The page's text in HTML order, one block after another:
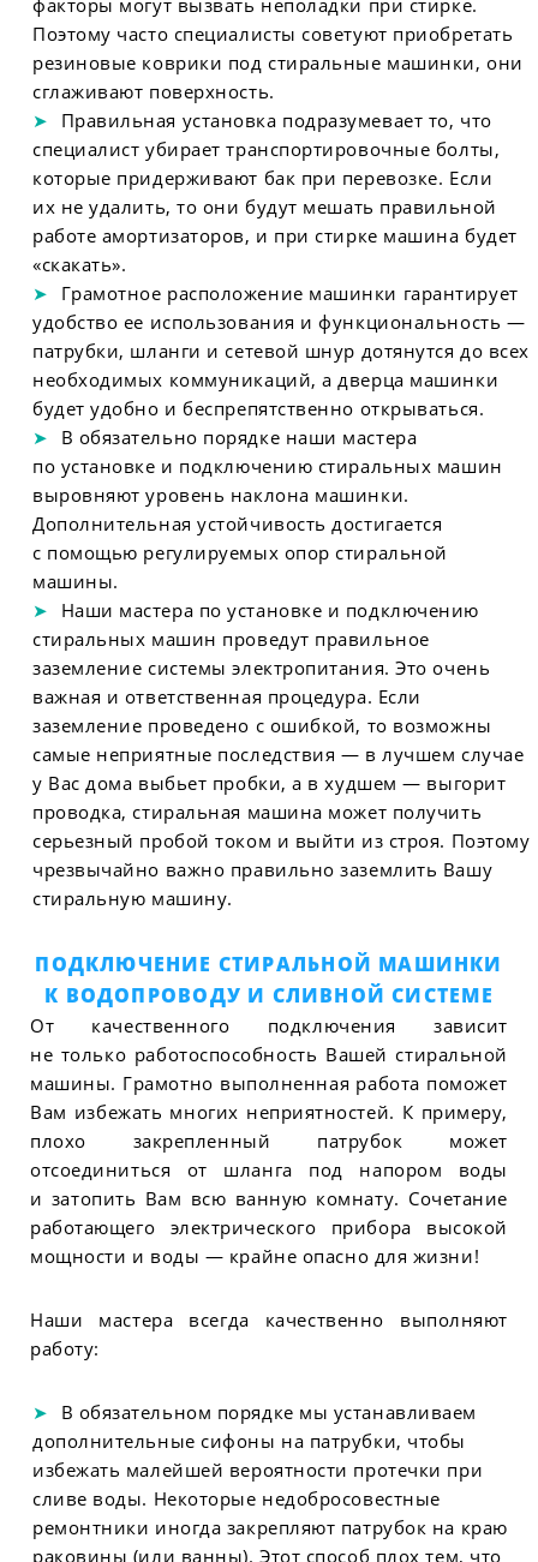
факторы могут вызвать неполадки при стирке.
Поэтому часто специалисты советуют приобретать
резиновые коврики под стиральные машинки, они
сглаживают поверхность.
Правильная установка подразумевает то, что
специалист убирает транспортировочные болты,
которые придерживают бак при перевозке. Если
их не удалить, то они будут мешать правильной
работе амортизаторов, и при стирке машина будет
«скакать».
Грамотное расположение машинки гарантирует
удобство ее использования и функциональность —
патрубки, шланги и сетевой шнур дотянутся до всех
необходимых коммуникаций, а дверца машинки
будет удобно и беспрепятственно открываться.
В обязательно порядке наши мастера
по установке и подключению стиральных машин
выровняют уровень наклона машинки.
Дополнительная устойчивость достигается
с помощью регулируемых опор стиральной
машины.
Наши мастера по установке и подключению
стиральных машин проведут правильное
заземление системы электропитания. Это очень
важная и ответственная процедура. Если
заземление проведено с ошибкой, то возможны
самые неприятные последствия — в лучшем случае
у Вас дома выбьет пробки, а в худшем — выгорит
проводка, стиральная машина может получить
серьезный пробой током и выйти из строя. Поэтому
чрезвычайно важно правильно заземлить Вашу
стиральную машину.
ПОДКЛЮЧЕНИЕ СТИРАЛЬНОЙ МАШИНКИ
К ВОДОПРОВОДУ И СЛИВНОЙ СИСТЕМЕ
От качественного подключения зависит
не только работоспособность Вашей стиральной
машины. Грамотно выполненная работа поможет
Вам избежать многих неприятностей. К примеру,
плохо закрепленный патрубок может
отсоединиться от шланга под напором воды
и затопить Вам всю ванную комнату. Сочетание
работающего электрического прибора высокой
мощности и воды — крайне опасно для жизни!
Наши мастера всегда качественно выполняют
работу:
В обязательном порядке мы устанавливаем
дополнительные сифоны на патрубки, чтобы
избежать малейшей вероятности протечки при
сливе воды. Некоторые недобросовестные
ремонтники иногда закрепляют патрубок на краю
раковины (или ванны). Этот способ плох тем, что